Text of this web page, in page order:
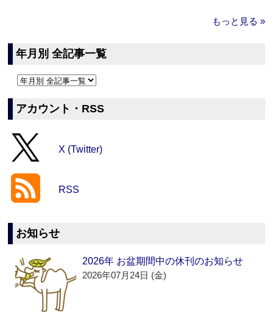
もっと見る »
年月別 全記事一覧
アカウント・RSS
X (Twitter)
RSS
お知らせ
2026年 お盆期間中の休刊のお知らせ
2026年07月24日 (金)